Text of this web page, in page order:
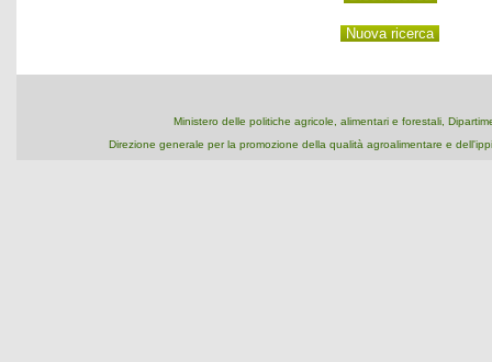
Ministero delle politiche agricole, alimentari e forestali,
Direzione generale per la promozione della qualità agroalimentare e